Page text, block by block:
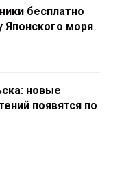
бесплатно
Японского моря
новые
появятся по